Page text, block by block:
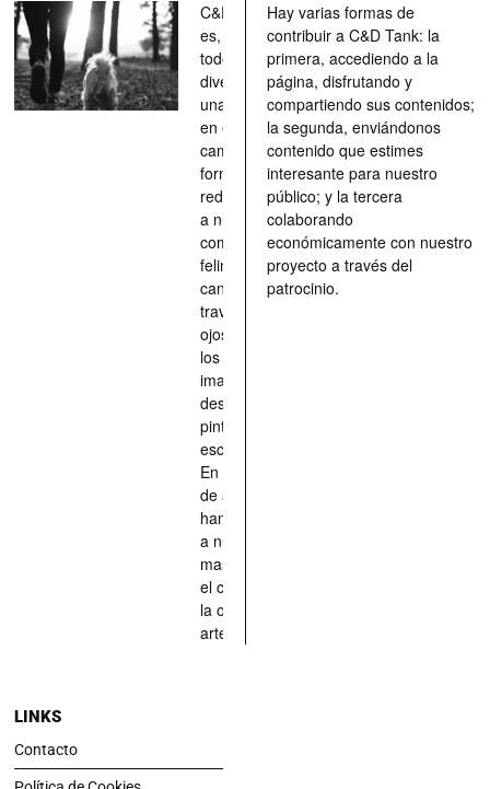
C&D Tank
es, ante
todo, un
divertimento,
una parada
en el
camino, una
forma de
redescubrir
a nuestros
compañeros
felinos y
caninos a
través de los
ojos quienes
los han
imaginado,
descrito,
pintado,
esculpido...
En definitiva,
de aquellos
han situado
a nuestras
mascotas en
el centro de
la obra de
arte.
Hay varias formas de
contribuir a C&D Tank: la
primera, accediendo a la
página, disfrutando y
compartiendo sus contenidos;
la segunda, enviándonos
contenido que estimes
interesante para nuestro
público; y la tercera
colaborando
económicamente con nuestro
proyecto a través del
patrocinio.
LINKS
Contacto